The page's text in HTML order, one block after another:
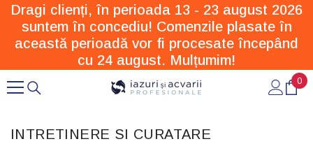
SARI LA CONȚINUT
Dragi clienți, în perioada 13 - 23 august 2026
suntem în concediu! Comenzile plasate în
această perioadă vor fi procesate începând
cu 24 august. Mulțumim!
0
0
INTRETINERE SI CURATARE